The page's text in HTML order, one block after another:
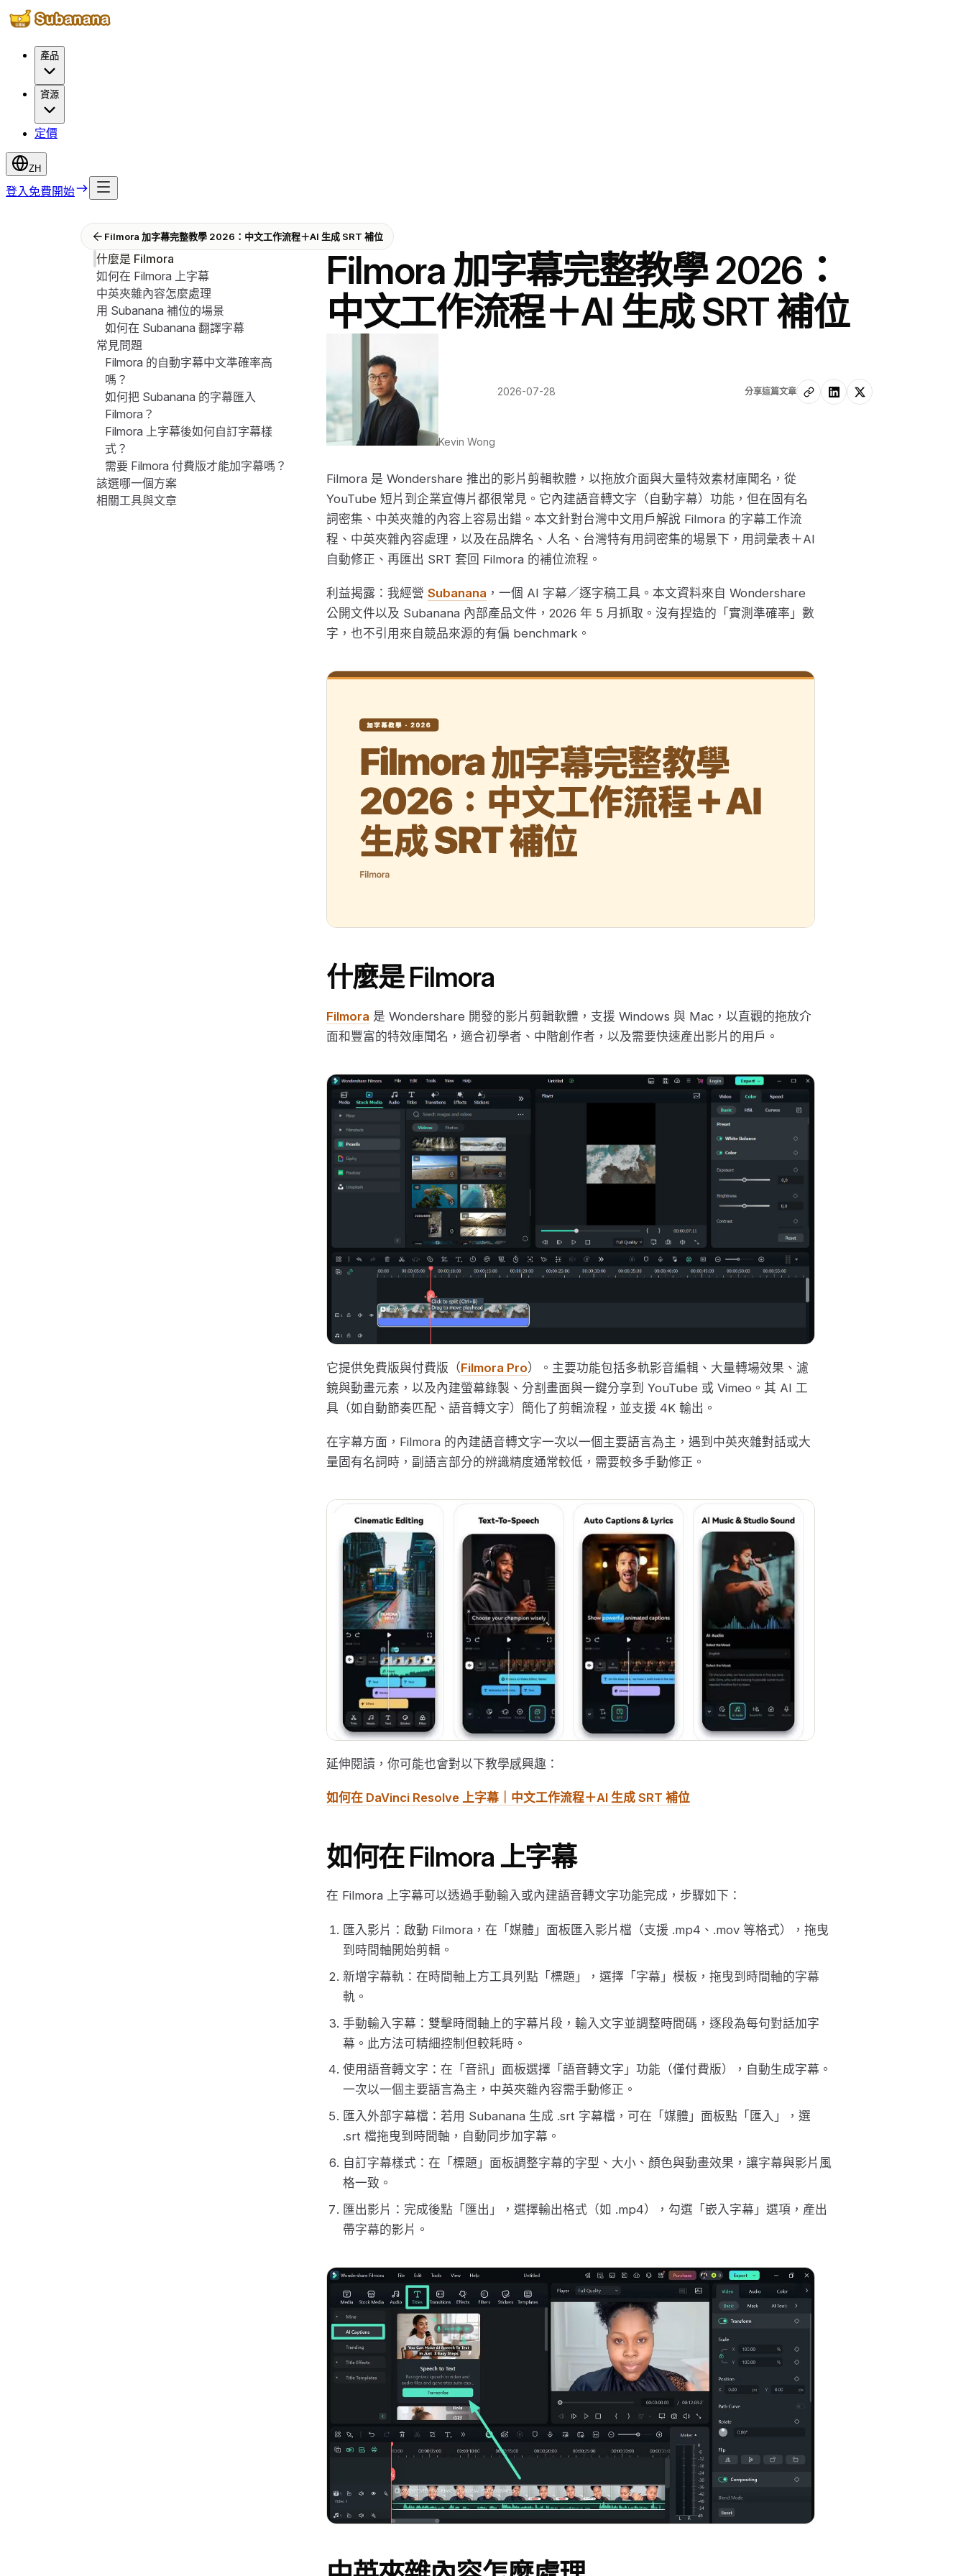
產品
資源
定價
ZH
登入 免費開始
Filmora 加字幕完整教學 2026：中文工作流程＋AI 生成 SRT 補位
什麼是 Filmora
如何在 Filmora 上字幕
中英夾雜內容怎麼處理
用 Subanana 補位的場景
如何在 Subanana 翻譯字幕
常見問題
Filmora 的自動字幕中文準確率高
嗎？
如何把 Subanana 的字幕匯入
Filmora？
Filmora 上字幕後如何自訂字幕樣
式？
需要 Filmora 付費版才能加字幕嗎？
該選哪一個方案
相關工具與文章
Filmora 加字幕完整教學 2026：
中文工作流程＋AI 生成 SRT 補位
Kevin Wong
·2026-07-28 分享這篇文章
Filmora 是 Wondershare 推出的影片剪輯軟體，以拖放介面與大量特效素材庫聞名，從
YouTube 短片到企業宣傳片都很常見。它內建語音轉文字（自動字幕）功能，但在固有名
詞密集、中英夾雜的內容上容易出錯。本文針對台灣中文用戶解說 Filmora 的字幕工作流
程、中英夾雜內容處理，以及在品牌名、人名、台灣特有用詞密集的場景下，用詞彙表＋AI
自動修正、再匯出 SRT 套回 Filmora 的補位流程。
利益揭露：我經營 Subanana ，一個 AI 字幕／逐字稿工具。本文資料來自 Wondershare
公開文件以及 Subanana 內部產品文件，2026 年 5 月抓取。沒有捏造的「實測準確率」數
字，也不引用來自競品來源的有偏 benchmark。
什麼是 Filmora
Filmora 是 Wondershare 開發的影片剪輯軟體，支援 Windows 與 Mac，以直觀的拖放介
面和豐富的特效庫聞名，適合初學者、中階創作者，以及需要快速產出影片的用戶。
它提供免費版與付費版（Filmora Pro）。主要功能包括多軌影音編輯、大量轉場效果、濾
鏡與動畫元素，以及內建螢幕錄製、分割畫面與一鍵分享到 YouTube 或 Vimeo。其 AI 工
具（如自動節奏匹配、語音轉文字）簡化了剪輯流程，並支援 4K 輸出。
在字幕方面，Filmora 的內建語音轉文字一次以一個主要語言為主，遇到中英夾雜對話或大
量固有名詞時，副語言部分的辨識精度通常較低，需要較多手動修正。
延伸閱讀，你可能也會對以下教學感興趣：
如何在 DaVinci Resolve 上字幕｜中文工作流程＋AI 生成 SRT 補位
如何在 Filmora 上字幕
在 Filmora 上字幕可以透過手動輸入或內建語音轉文字功能完成，步驟如下：
匯入影片：啟動 Filmora，在「媒體」面板匯入影片檔（支援 .mp4、.mov 等格式），拖曳
到時間軸開始剪輯。
新增字幕軌：在時間軸上方工具列點「標題」，選擇「字幕」模板，拖曳到時間軸的字幕
軌。
手動輸入字幕：雙擊時間軸上的字幕片段，輸入文字並調整時間碼，逐段為每句對話加字
幕。此方法可精細控制但較耗時。
使用語音轉文字：在「音訊」面板選擇「語音轉文字」功能（僅付費版），自動生成字幕。
一次以一個主要語言為主，中英夾雜內容需手動修正。
匯入外部字幕檔：若用 Subanana 生成 .srt 字幕檔，可在「媒體」面板點「匯入」，選
.srt 檔拖曳到時間軸，自動同步加字幕。
自訂字幕樣式：在「標題」面板調整字幕的字型、大小、顏色與動畫效果，讓字幕與影片風
格一致。
匯出影片：完成後點「匯出」，選擇輸出格式（如 .mp4），勾選「嵌入字幕」選項，產出
帶字幕的影片。